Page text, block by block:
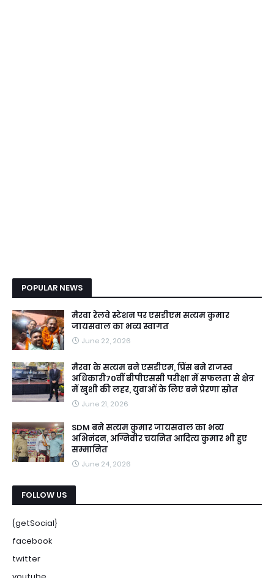
POPULAR NEWS
मैरवा रेलवे स्टेशन पर एसडीएम सत्यम कुमार
जायसवाल का भव्य स्वागत
June 22, 2026
मैरवा के सत्यम बने एसडीएम, प्रिंस बने राजस्व
अधिकारी70वीं बीपीएससी परीक्षा में सफलता से क्षेत्र
में खुशी की लहर, युवाओं के लिए बने प्रेरणा स्रोत
June 21, 2026
SDM बने सत्यम कुमार जायसवाल का भव्य
अभिनंदन, अग्निवीर चयनित आदित्य कुमार भी हुए
सम्मानित
June 24, 2026
FOLLOW US
{getSocial}
facebook
twitter